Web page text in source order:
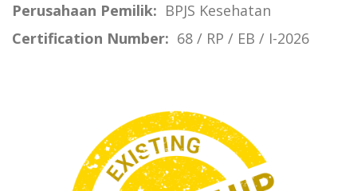
Perusahaan Pemilik: BPJS Kesehatan
Certification Number: 68 / RP / EB / I-2026